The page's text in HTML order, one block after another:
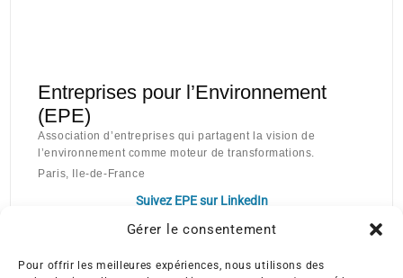
Gérer le consentement
Pour offrir les meilleures expériences, nous utilisons des
Entreprises pour l’Environnement
(EPE)
Association d’entreprises qui partagent la vision de
l’environnement comme moteur de transformations.
Paris, Ile-de-France
Suivez EPE sur LinkedIn